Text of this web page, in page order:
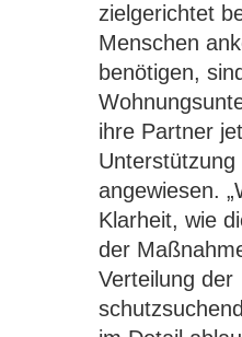
zielgerichtet
Menschen
benötigen,
ihre Partner
angewiesen.
Klarheit, wie
der
Verteilung der